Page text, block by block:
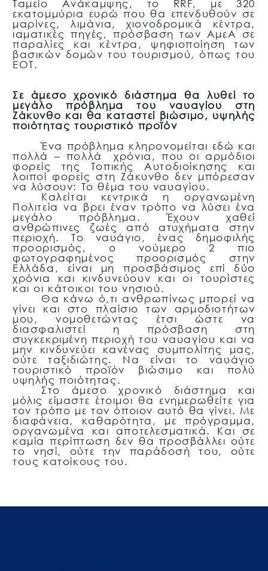
Ταμείο Ανάκαμψης, το RRF, με 320
εκατομμύρια ευρώ που θα επενδυθούν σε
μαρίνες, λιμάνια, χιονοδρομικά κέντρα,
ιαματικές πηγές, πρόσβαση των ΑμεΑ σε
παραλίες και κέντρα, ψηφιοποίηση των
βασικών δομών του τουρισμού, όπως του
ΕΟΤ.
Σε άμεσο χρονικό διάστημα θα λυθεί το
μεγάλο πρόβλημα του ναυαγίου στη
Ζάκυνθο και θα καταστεί βιώσιμο, υψηλής
ποιότητας τουριστικό προϊόν
Ένα πρόβλημα κληρονομείται εδώ και
πολλά – πολλά χρόνια, που οι αρμόδιοι
φορείς της Τοπικής Αυτοδιοίκησης και
λοιποί φορείς στη Ζάκυνθο δεν μπόρεσαν
να λύσουν: Το θέμα του ναυαγίου.
Καλείται κεντρικά η οργανωμένη
Πολιτεία να βρει έναν τρόπο να λύσει ένα
μεγάλο πρόβλημα. Έχουν χαθεί
ανθρώπινες ζωές από ατυχήματα στην
περιοχή. Το ναυάγιο, ένας δημοφιλής
προορισμός, ο νούμερο 2 πιο
φωτογραφημένος προορισμός στην
Ελλάδα, είναι μη προσβάσιμος επί δύο
χρόνια και κινδυνεύουν και οι τουρίστες
και οι κάτοικοι του νησιού.
Θα κάνω ό,τι ανθρωπίνως μπορεί να
γίνει και στο πλαίσιο των αρμοδιοτήτων
μου, νομοθετώντας έτσι ώστε να
διασφαλιστεί η πρόσβαση στη
συγκεκριμένη περιοχή του ναυαγίου και να
μην κινδυνεύει κανένας συμπολίτης μας,
ούτε ταξιδιώτης. Να είναι το ναυάγιο
τουριστικό προϊόν βιώσιμο και πολύ
υψηλής ποιότητας.
Στο άμεσο χρονικό διάστημα και
μόλις είμαστε έτοιμοι θα ενημερωθείτε για
τον τρόπο με τον όποιον αυτό θα γίνει. Με
διαφάνεια, καθαρότητα, με πρόγραμμα,
οργανωμένα και αποτελεσματικά. Και σε
καμία περίπτωση δεν θα προσβάλλει ούτε
το νησί, ούτε την παράδοσή του, ούτε
τους κατοίκους του.